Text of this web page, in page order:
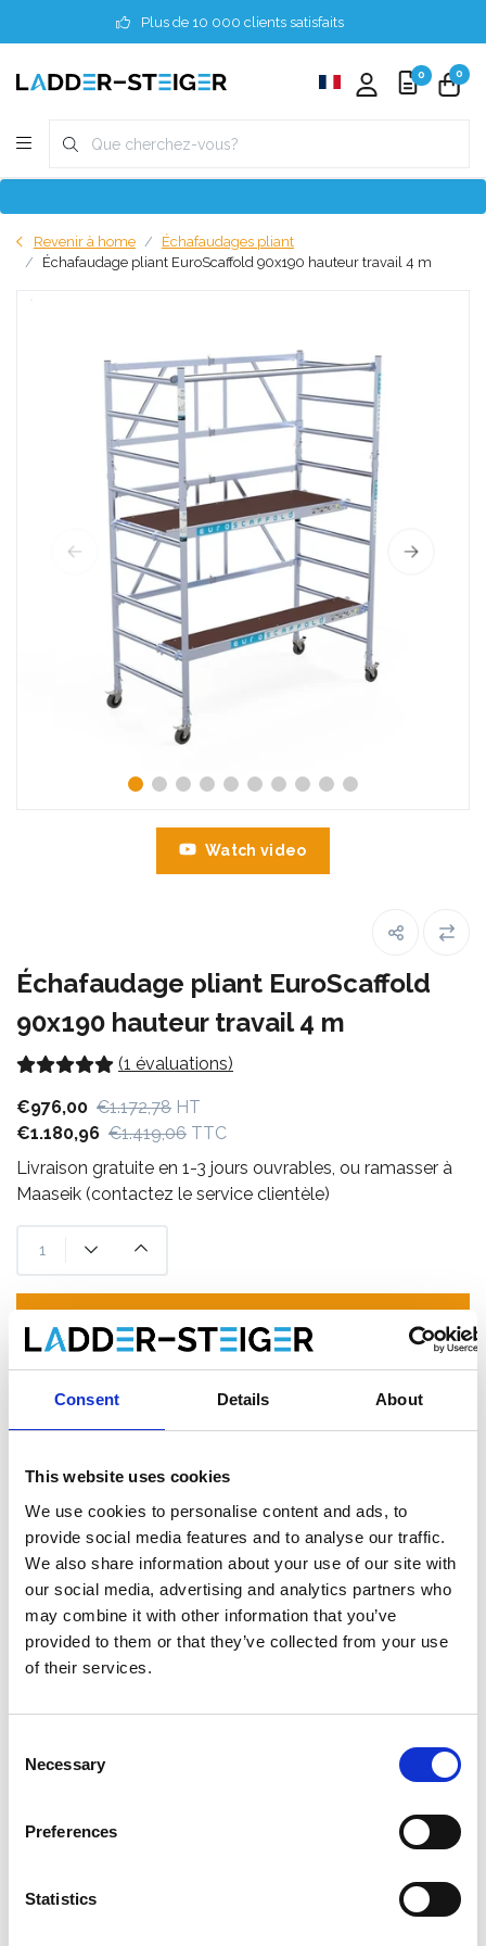
Consent Details About
This website uses cookies
We use cookies to personalise content and ads, to
provide social media features and to analyse our traffic.
We also share information about your use of our site with
our social media, advertising and analytics partners who
may combine it with other information that you’ve
provided to them or that they’ve collected from your use
of their services.
Selection
Necessary
Preferences
Statistics
Plus de 10 000 clients satisfaits
0 0
Revenir à home
Échafaudages pliant
Échafaudage pliant EuroScaffold 90x190 hauteur travail 4 m
Watch video
Échafaudage pliant EuroScaffold
90x190 hauteur travail 4 m
(1 évaluations)
€976,00 €1.172,78 HT
€1.180,96 €1.419,06 TTC
Livraison gratuite en 1-3 jours ouvrables, ou ramasser à
Maaseik (contactez le service clientèle)
Ajouter au devis
Enregistrer comme favori
Informations sur le produit Produits similaires
Description
L'échafaudage pliant EuroScaffold 90x190
L'échafaudage d'intérieur EuroScaffold est extensible jusqu'à une
hauteur de travail de 7,50 m.
Les échelons horizontaux des unités pliantes sont dotés d'un
profil antidérapant pour une meilleure adhérence. La plate-
L'échafaudage pliable est simple à utiliser, facile à stocker et à